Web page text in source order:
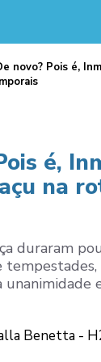
novo? Pois é,
é,
na
duraram
unanimidade
Benetta -